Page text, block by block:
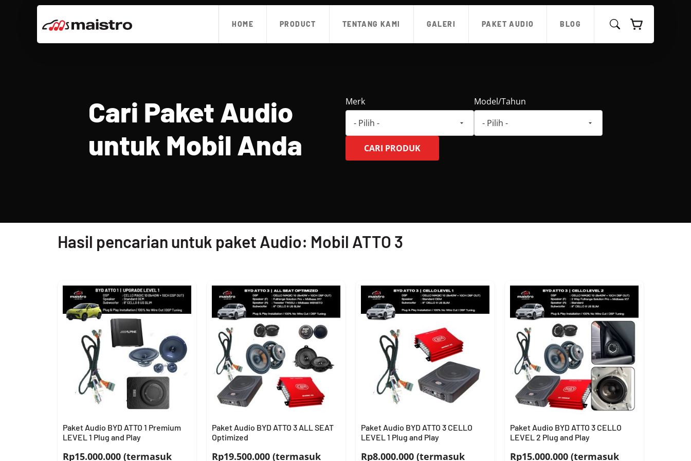
HOME PRODUCT TENTANG KAMI GALERI PAKET AUDIO BLOG
Cari Paket Audio
untuk Mobil Anda
Merk Model/Tahun
CARI PRODUK
Hasil pencarian untuk paket Audio: Mobil ATTO 3
Paket Audio BYD ATTO 1 Premium
LEVEL 1 Plug and Play
Rp15.000.000 (termasuk
Paket Audio BYD ATTO 3 ALL SEAT
Optimized
Rp19.500.000 (termasuk
Paket Audio BYD ATTO 3 CELLO
LEVEL 1 Plug and Play
Rp8.000.000 (termasuk
Paket Audio BYD ATTO 3 CELLO
LEVEL 2 Plug and Play
Rp15.000.000 (termasuk